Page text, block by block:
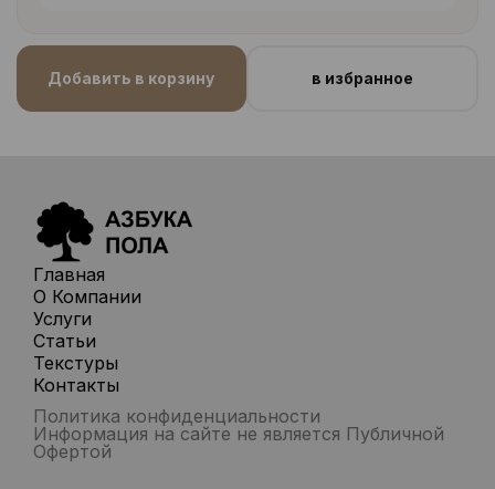
Добавить в корзину в избранное
Главная
О Компании
Услуги
Статьи
Текстуры
Контакты
Политика конфиденциальности
Информация на сайте не является Публичной
Офертой